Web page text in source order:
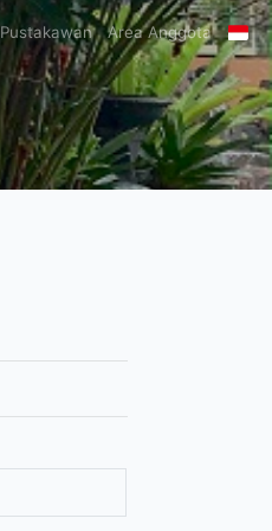
Pustakawan Area Anggota